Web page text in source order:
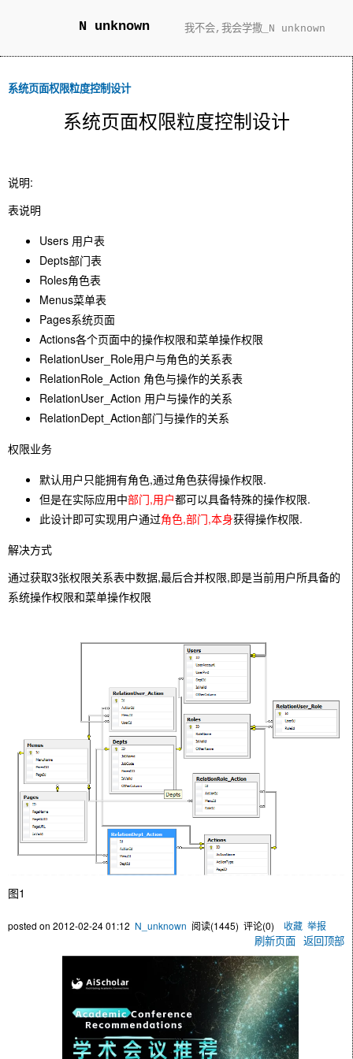
N unknown 我不会,我会学撒_N unknown
系统页面权限粒度控制设计
系统页面权限粒度控制设计
说明:
表说明
Users 用户表
Depts部门表
Roles角色表
Menus菜单表
Pages系统页面
Actions各个页面中的操作权限和菜单操作权限
RelationUser_Role用户与角色的关系表
RelationRole_Action 角色与操作的关系表
RelationUser_Action 用户与操作的关系
RelationDept_Action部门与操作的关系
权限业务
默认用户只能拥有角色,通过角色获得操作权限.
但是在实际应用中部门,用户都可以具备特殊的操作权限.
此设计即可实现用户通过角色,部门,本身获得操作权限.
解决方式
通过获取3张权限关系表中数据,最后合并权限,即是当前用户所具备的
系统操作权限和菜单操作权限
图1
posted on 2012-02-24 01:12 N_unknown 阅读(1445) 评论(0) 收藏 举报
刷新页面 返回顶部